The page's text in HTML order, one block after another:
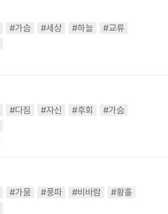
#가슴 #세상 #하늘
#교류
#다짐 #자신 #후회
#가슴
#가뭄 #풍파 #비바람
#황홀